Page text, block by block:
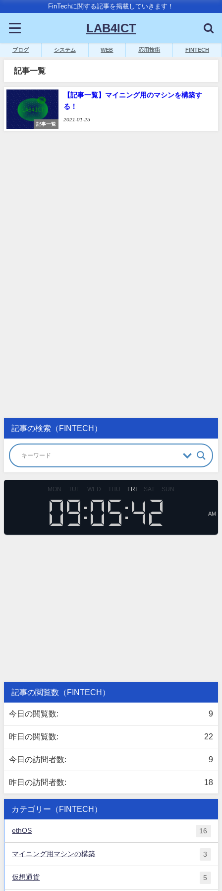
FinTechに関する記事を掲載していきます！
LAB4ICT
ブログ システム WEB 応用技術 FINTECH
記事一覧
記事一覧
【記事一覧】マイニング用のマシンを構築す
る！
2021-01-25
記事の検索（FINTECH）
MON TUE WED THU FRI SAT SUN
AM
記事の閲覧数（FINTECH）
9
今日の閲覧数:
22
昨日の閲覧数:
9
今日の訪問者数:
18
昨日の訪問者数:
カテゴリー（FINTECH）
ethOS 16
マイニング用マシンの構築 3
仮想通貨 5